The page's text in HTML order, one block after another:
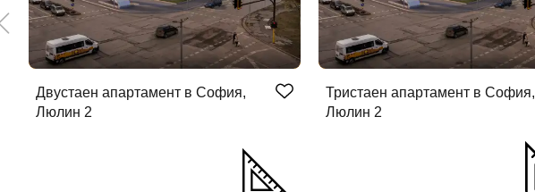
Двустаен апартамент в София,
Люлин 2
Тристаен апартамент в София,
Люлин 2